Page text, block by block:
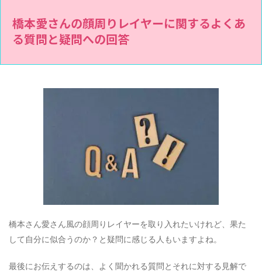
橋本愛さんの顔周りレイヤーに関するよくあ
る質問と疑問への回答
橋本さん愛さん風の顔周りレイヤーを取り入れたいけれど、果た
して自分に似合うのか？と疑問に感じる人もいますよね。
最後にお伝えするのは、よく聞かれる質問とそれに対する見解で